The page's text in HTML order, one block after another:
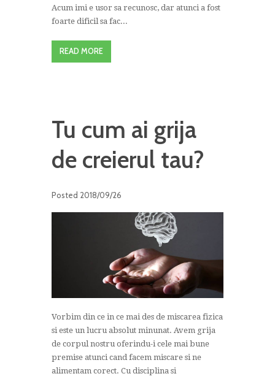
Acum imi e usor sa recunosc, dar atunci a fost
foarte dificil sa fac...
READ MORE
Tu cum ai grija
de creierul tau?
Posted 2018/09/26
Vorbim din ce in ce mai des de miscarea fizica
si este un lucru absolut minunat. Avem grija
de corpul nostru oferindu-i cele mai bune
premise atunci cand facem miscare si ne
alimentam corect. Cu disciplina si